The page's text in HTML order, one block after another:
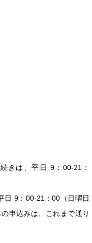
きは、平日 9：00-21：
日 9：00-21：00（日曜日
申込みは、これまで通り